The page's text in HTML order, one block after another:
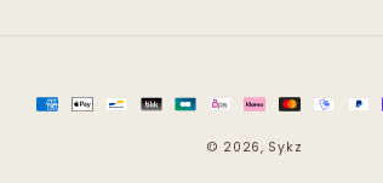
Moyens
© 2026, Sykz